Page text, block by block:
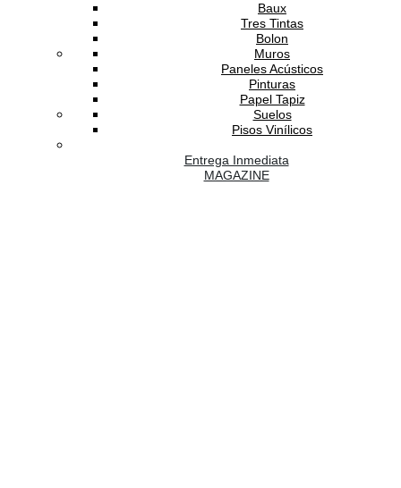
Baux
Tres Tintas
Bolon
Muros
Paneles Acústicos
Pinturas
Papel Tapiz
Suelos
Pisos Vinílicos
Entrega Inmediata
MAGAZINE